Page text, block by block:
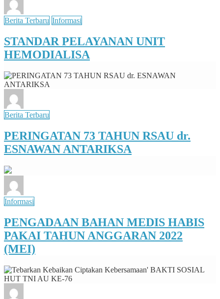
Berita Terbaru Informasi
STANDAR PELAYANAN UNIT
HEMODIALISA
Berita Terbaru
PERINGATAN 73 TAHUN RSAU dr.
ESNAWAN ANTARIKSA
Informasi
PENGADAAN BAHAN MEDIS HABIS
PAKAI TAHUN ANGGARAN 2022
(MEI)